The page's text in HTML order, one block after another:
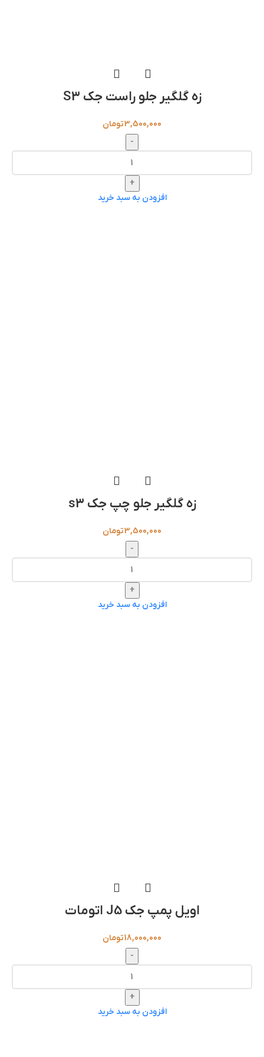
زه گلگیر جلو راست جک S3
3,500,000تومان
-
+
افزودن به سبد خرید
زه گلگیر جلو چپ جک s3
3,500,000تومان
-
+
افزودن به سبد خرید
اویل پمپ جک J5 اتومات
18,000,000تومان
-
+
افزودن به سبد خرید